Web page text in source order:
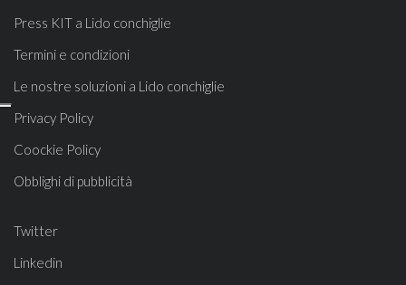
Press KIT a Lido conchiglie
Termini e condizioni
Le nostre soluzioni a Lido conchiglie
Privacy Policy
Coockie Policy
Obblighi di pubblicità
Twitter
Linkedin